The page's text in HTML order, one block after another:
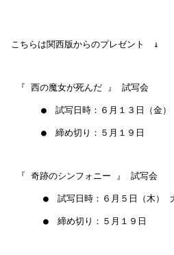
こちらは関西版からのプレゼント　↓
『 西の魔女が死んだ 』 試写会
●　試写日時：６月１３日（金）
●　締め切り：５月１９日
『 奇跡のシンフォニー 』 試写会　
●　試写日時：６月５日（木） 大
●　締め切り：５月１９日